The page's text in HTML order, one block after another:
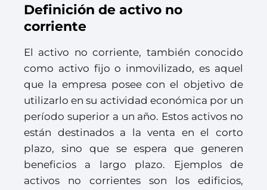
Definición de activo no
corriente
El activo no corriente, también conocido
como activo fijo o inmovilizado, es aquel
que la empresa posee con el objetivo de
utilizarlo en su actividad económica por un
período superior a un año. Estos activos no
están destinados a la venta en el corto
plazo, sino que se espera que generen
beneficios a largo plazo. Ejemplos de
activos no corrientes son los edificios,